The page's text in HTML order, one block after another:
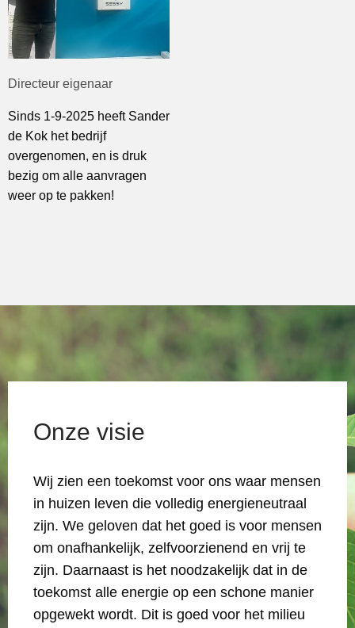
Directeur eigenaar
Sinds 1-9-2025 heeft Sander
de Kok het bedrijf
overgenomen, en is druk
bezig om alle aanvragen
weer op te pakken!
Onze visie
Wij zien een toekomst voor ons waar mensen
in huizen leven die volledig energieneutraal
zijn. We geloven dat het goed is voor mensen
om onafhankelijk, zelfvoorzienend en vrij te
zijn. Daarnaast is het noodzakelijk dat in de
toekomst alle energie op een schone manier
opgewekt wordt. Dit is goed voor het milieu